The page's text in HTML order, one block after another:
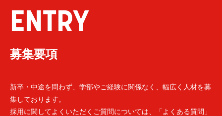
ENTRY
募集要項
新卒・中途を問わず、学部やご経験に関係なく、幅広く人材を募
集しております。
採用に関してよくいただくご質問については、「よくある質問」